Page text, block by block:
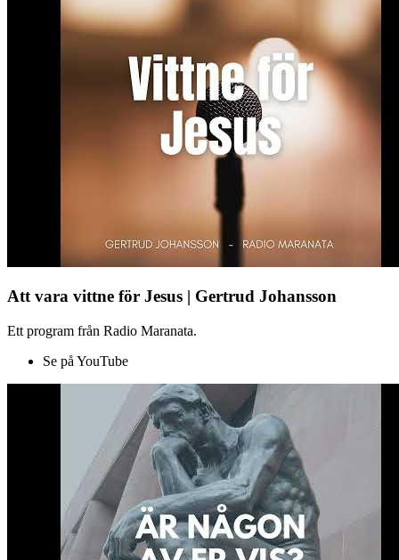
Att vara vittne för Jesus | Gertrud Johansson
Ett program från Radio Maranata.
Se på YouTube